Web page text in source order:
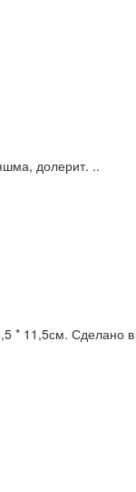
долерит. ..
* 11,5см. Сделано в